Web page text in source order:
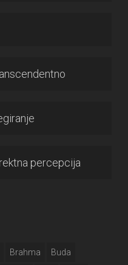
percepcija
Brahma Buda